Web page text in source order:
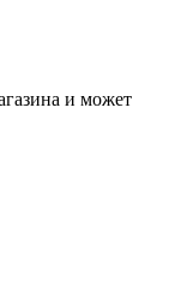
и может